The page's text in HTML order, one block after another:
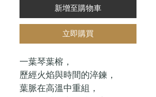
新增至購物車
立即購買
一葉琴葉榕，
歷經火焰與時間的淬鍊，
葉脈在高溫中重組，